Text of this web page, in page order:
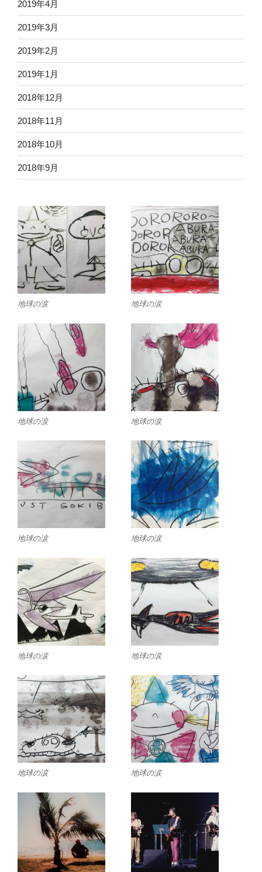
2019年4月
2019年3月
2019年2月
2019年1月
2018年12月
2018年11月
2018年10月
2018年9月
地球の涙 地球の涙
地球の涙 地球の涙
地球の涙 地球の涙
地球の涙 地球の涙
地球の涙 地球の涙